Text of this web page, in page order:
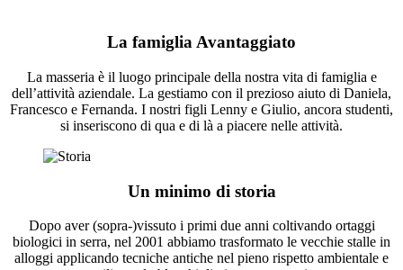
La famiglia Avantaggiato
La masseria è il luogo principale della nostra vita di famiglia e
dell’attività aziendale. La gestiamo con il prezioso aiuto di Daniela,
Francesco e Fernanda. I nostri figli Lenny e Giulio, ancora studenti,
si inseriscono di qua e di là a piacere nelle attività.
Un minimo di storia
Dopo aver (sopra-)vissuto i primi due anni coltivando ortaggi
biologici in serra, nel 2001 abbiamo trasformato le vecchie stalle in
alloggi applicando tecniche antiche nel pieno rispetto ambientale e